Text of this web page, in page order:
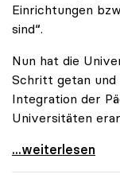
Einrichtungen
sind“.
Nun hat die
Schritt getan
Integration der
Universitäten
Schools of
...weiterlesen